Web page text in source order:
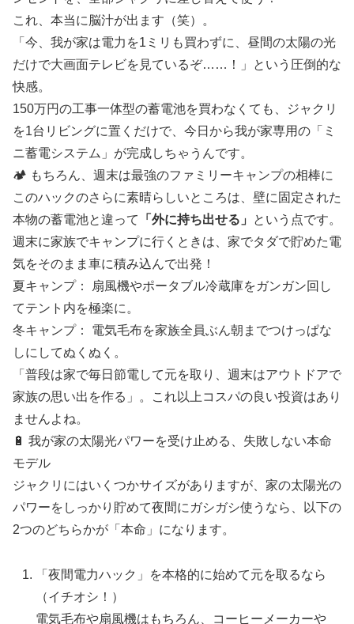
これ、本当に脳汁が出ます（笑）。
「今、我が家は電力を1ミリも買わずに、昼間の太陽の光
だけで大画面テレビを見ているぞ……！」という圧倒的な
快感。
150万円の工事一体型の蓄電池を買わなくても、ジャクリ
を1台リビングに置くだけで、今日から我が家専用の「ミ
ニ蓄電システム」が完成しちゃうんです。
🏕️ もちろん、週末は最強のファミリーキャンプの相棒に
このハックのさらに素晴らしいところは、壁に固定された
本物の蓄電池と違って
「外に持ち出せる」
という点です。
週末に家族でキャンプに行くときは、家でタダで貯めた電
気をそのまま車に積み込んで出発！
夏キャンプ： 扇風機やポータブル冷蔵庫をガンガン回し
てテント内を極楽に。
冬キャンプ： 電気毛布を家族全員ぶん朝までつけっぱな
しにしてぬくぬく。
「普段は家で毎日節電して元を取り、週末はアウトドアで
家族の思い出を作る」。これ以上コスパの良い投資はあり
ませんよね。
🔋 我が家の太陽光パワーを受け止める、失敗しない本命
モデル
ジャクリにはいくつかサイズがありますが、家の太陽光の
パワーをしっかり貯めて夜間にガシガシ使うなら、以下の
2つのどちらかが「本命」になります。
「夜間電力ハック」を本格的に始めて元を取るなら
（イチオシ！）
電気毛布や扇風機はもちろん、コーヒーメーカーや